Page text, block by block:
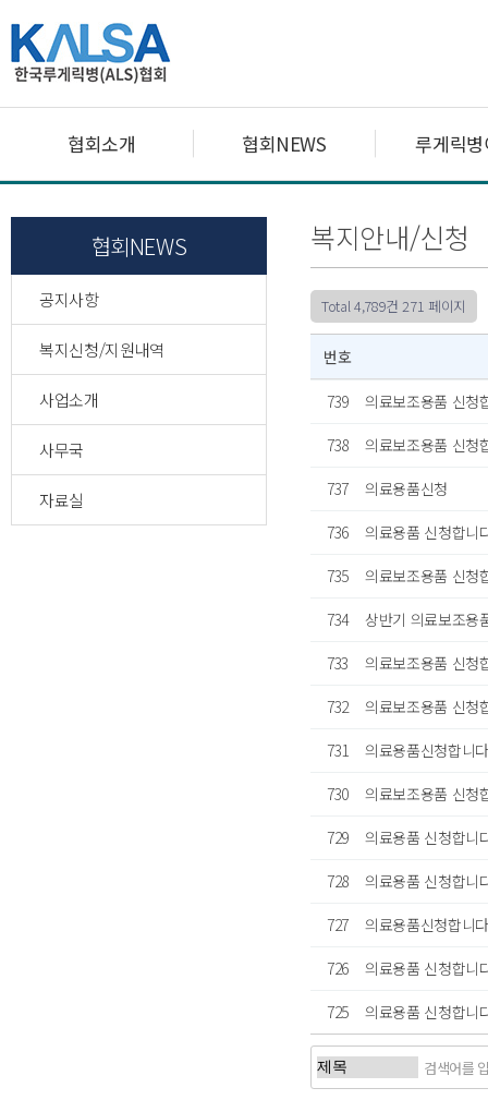
협회소개 협회NEWS 루게릭
협회NEWS
공지사항
복지신청/지원내역
사업소개
사무국
자료실
복지안내/신청
Total 4,789건 271 페이지
번호
739
의료보조용품 신청
738
의료보조용품 신청
737
의료용품신청
736
의료용품 신청합니
735
의료보조용품 신청
734
상반기 의료보조용
733
의료보조용품 신청
732
의료보조용품 신청
731
의료용품신청합니다
730
의료보조용품 신청
729
의료용품 신청합니
728
의료용품 신청합니
727
의료용품신청합니다
726
의료용품 신청합니
725
의료용품 신청합니